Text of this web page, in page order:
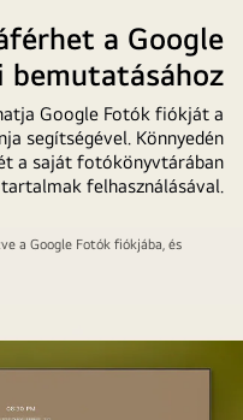
a Google
bemutatásához
Google Fotók fiókját a
segítségével. Könnyedén
a saját fotókönyvtárában
felhasználásával.
a Google Fotók fiókjába, és